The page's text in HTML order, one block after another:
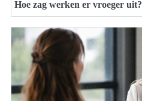
Hoe zag werken er vroeger uit?